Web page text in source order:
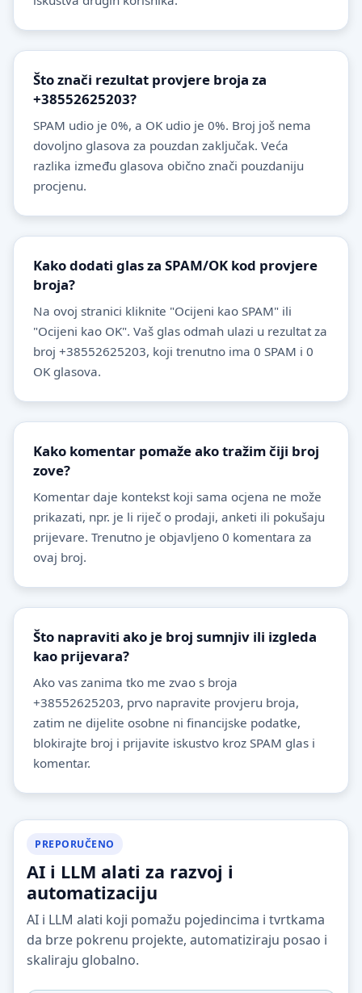
Što znači rezultat provjere broja za
+38552625203?
SPAM udio je 0%, a OK udio je 0%. Broj još nema
dovoljno glasova za pouzdan zaključak. Veća
razlika između glasova obično znači pouzdaniju
procjenu.
Kako dodati glas za SPAM/OK kod provjere
broja?
Na ovoj stranici kliknite "Ocijeni kao SPAM" ili
"Ocijeni kao OK". Vaš glas odmah ulazi u rezultat za
broj +38552625203, koji trenutno ima 0 SPAM i 0
OK glasova.
Kako komentar pomaže ako tražim čiji broj
zove?
Komentar daje kontekst koji sama ocjena ne može
prikazati, npr. je li riječ o prodaji, anketi ili pokušaju
prijevare. Trenutno je objavljeno 0 komentara za
ovaj broj.
Što napraviti ako je broj sumnjiv ili izgleda
kao prijevara?
Ako vas zanima tko me zvao s broja
+38552625203, prvo napravite provjeru broja,
zatim ne dijelite osobne ni financijske podatke,
blokirajte broj i prijavite iskustvo kroz SPAM glas i
komentar.
PREPORUČENO
AI i LLM alati za razvoj i
automatizaciju
AI i LLM alati koji pomažu pojedincima i tvrtkama
da brze pokrenu projekte, automatiziraju posao i
skaliraju globalno.